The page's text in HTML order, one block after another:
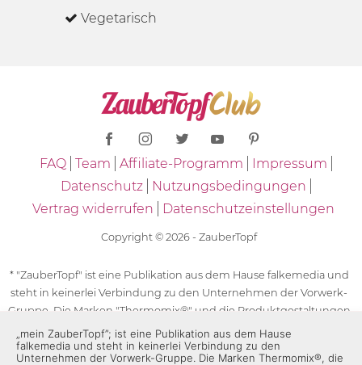
Vegetarisch
FAQ Team Affiliate-Programm
Impressum
Datenschutz
Nutzungsbedingungen
Vertrag widerrufen
Datenschutzeinstellungen
Copyright © 2026 - ZauberTopf
* "ZauberTopf" ist eine Publikation aus dem Hause falkemedia und
steht in keinerlei Verbindung zu den Unternehmen der Vorwerk-
Gruppe. Die Marken "Thermomix®" und die Produktgestaltungen
des "Thermomix®" sind eingetragene Marken der Unternehmen
der Vorwerk-Gruppe. Die Marken Thermomix®, die Zeichen TM5®,
„mein ZauberTopf”; ist eine Publikation aus dem Hause
falkemedia und steht in keinerlei Verbindung zu den
Unternehmen der Vorwerk-Gruppe. Die Marken Thermomix®, die